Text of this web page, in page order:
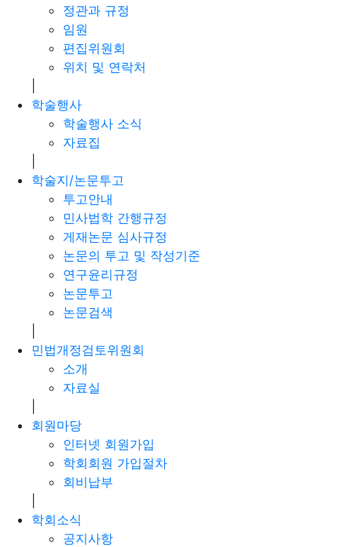
정관과 규정
임원
편집위원회
위치 및 연락처
학술행사
학술행사 소식
자료집
학술지/논문투고
투고안내
민사법학 간행규정
게재논문 심사규정
논문의 투고 및 작성기준
연구윤리규정
논문투고
논문검색
민법개정검토위원회
소개
자료실
회원마당
인터넷 회원가입
학회회원 가입절차
회비납부
학회소식
공지사항